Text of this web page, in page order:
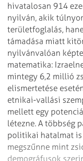
hivatalosan 914
nyilván, akik
területfoglalás,
támadása miatt
nyilvánvalóan
matematika:
mintegy 6,2 millió
elismertetése
etnikai-vallási
mellett egy
létezne. A többség
politikai hatalmat is
megszűnne mint
demográfusok